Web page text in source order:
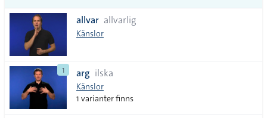
tecken
allvar allvarlig
Känslor
1 arg ilska
Känslor
1 varianter finns